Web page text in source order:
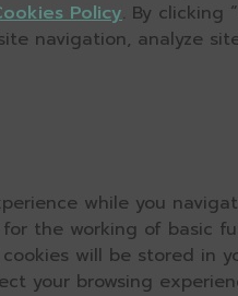
Policy. By clicking
navigation, analyze
while you
the working of basic
will be stored in
your browsing